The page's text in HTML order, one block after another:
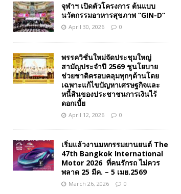
จุฬาฯ เปิดตัวโครงการ ต้นแบบ
นวัตกรรมอาหารสุขภาพ “GIN-D”
April 30, 2026 0
พรรควิชั่นใหม่จัดประชุมใหญ่
สามัญประจำปี 2569 ชูนโยบาย
ช่วยชาติครอบคลุมทุกๆด้านโดย
เฉพาะแก้ไขปัญหาเศรษฐกิจและ
หนี้สินของประชาชนการเงินไร้
ดอกเบี้ย
April 12, 2026 0
เริ่มแล้วงานมหกรรมยานยนต์ The
47th Bangkok International
Motor 2026 ที่คนรักรถ ไม่ควร
พลาด 25 มีค. – 5 เมย.2569
March 26, 2026 0